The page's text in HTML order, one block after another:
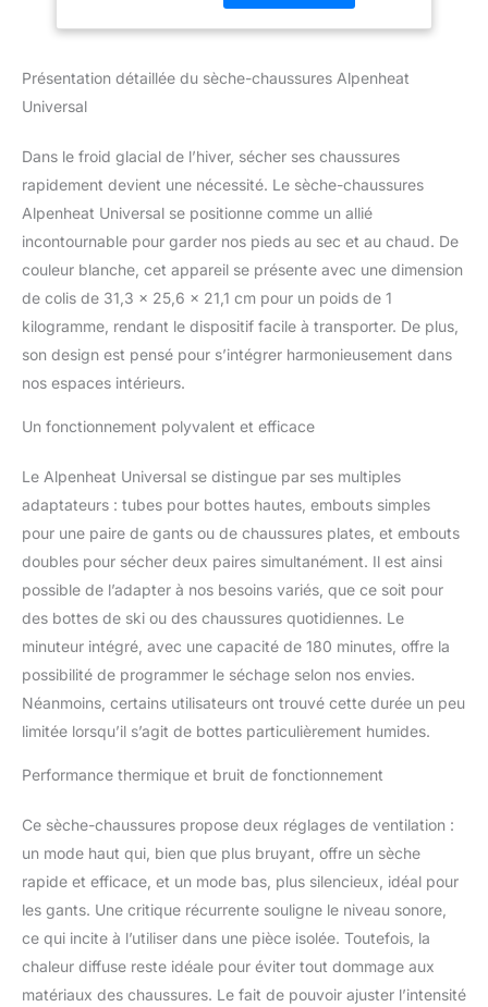
paire ou 2, bottes 1 pair 2
niveaux de chauffe Mise
horloge sur 3 h Prise
Présentation détaillée du sèche-chaussures Alpenheat
Universal
Dans le froid glacial de l’hiver, sécher ses chaussures
rapidement devient une nécessité. Le sèche-chaussures
Alpenheat Universal se positionne comme un allié
incontournable pour garder nos pieds au sec et au chaud. De
couleur blanche, cet appareil se présente avec une dimension
de colis de 31,3 x 25,6 x 21,1 cm pour un poids de 1
kilogramme, rendant le dispositif facile à transporter. De plus,
son design est pensé pour s’intégrer harmonieusement dans
nos espaces intérieurs.
Un fonctionnement polyvalent et efficace
Le Alpenheat Universal se distingue par ses multiples
adaptateurs : tubes pour bottes hautes, embouts simples
pour une paire de gants ou de chaussures plates, et embouts
doubles pour sécher deux paires simultanément. Il est ainsi
possible de l’adapter à nos besoins variés, que ce soit pour
des bottes de ski ou des chaussures quotidiennes. Le
minuteur intégré, avec une capacité de 180 minutes, offre la
possibilité de programmer le séchage selon nos envies.
Néanmoins, certains utilisateurs ont trouvé cette durée un peu
limitée lorsqu’il s’agit de bottes particulièrement humides.
Performance thermique et bruit de fonctionnement
Ce sèche-chaussures propose deux réglages de ventilation :
un mode haut qui, bien que plus bruyant, offre un sèche
rapide et efficace, et un mode bas, plus silencieux, idéal pour
les gants. Une critique récurrente souligne le niveau sonore,
ce qui incite à l’utiliser dans une pièce isolée. Toutefois, la
chaleur diffuse reste idéale pour éviter tout dommage aux
matériaux des chaussures. Le fait de pouvoir ajuster l’intensité